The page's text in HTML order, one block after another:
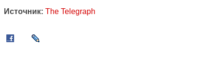
Источник: The Telegraph